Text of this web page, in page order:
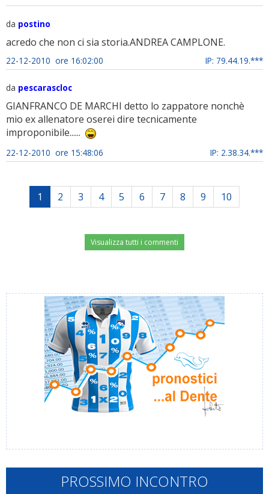
da postino
acredo che non ci sia storia.ANDREA CAMPLONE.
22-12-2010 ore 16:02:00 IP: 79.44.19.***
da pescarascloc
GIANFRANCO DE MARCHI detto lo zappatore nonchè
mio ex allenatore oserei dire tecnicamente
improponibile......
22-12-2010 ore 15:48:06 IP: 2.38.34.***
1 2 3 4 5 6 7 8 9 10
Visualizza tutti i commenti
PROSSIMO INCONTRO